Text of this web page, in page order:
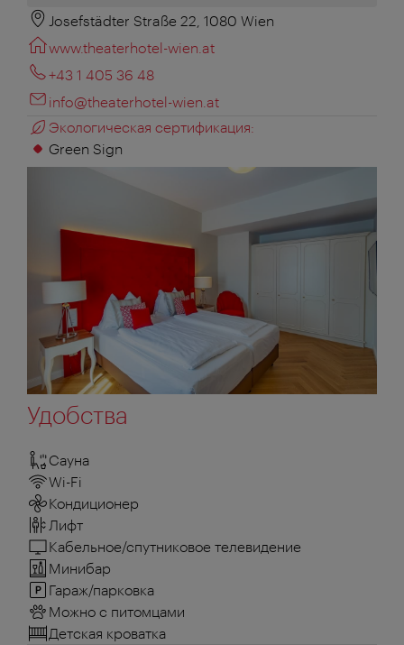
Josefstädter Straße 22, 1080 Wien
www.theaterhotel-wien.at
+43 1 405 36 48
info@theaterhotel-wien.at
Экологическая сертификация:
Green Sign
Удобства
Сауна
Wi-Fi
Кондиционер
Лифт
Кабельное/спутниковое телевидение
Минибар
Гараж/парковка
Можно с питомцами
Детская кроватка